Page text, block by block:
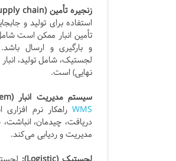
زنجیره تأمین (Supply chain):
استفاده برای تولید و
تأمین انبار ممکن است
و بارگیری و ارسال
لجستیک، شامل تولید،
نهایی) است.
سیستم مدیریت انبار (warehouse management system):
WMS راهکار نرم
دریافت، چیدمان،
مدیریت و ردیابی می‌کند.